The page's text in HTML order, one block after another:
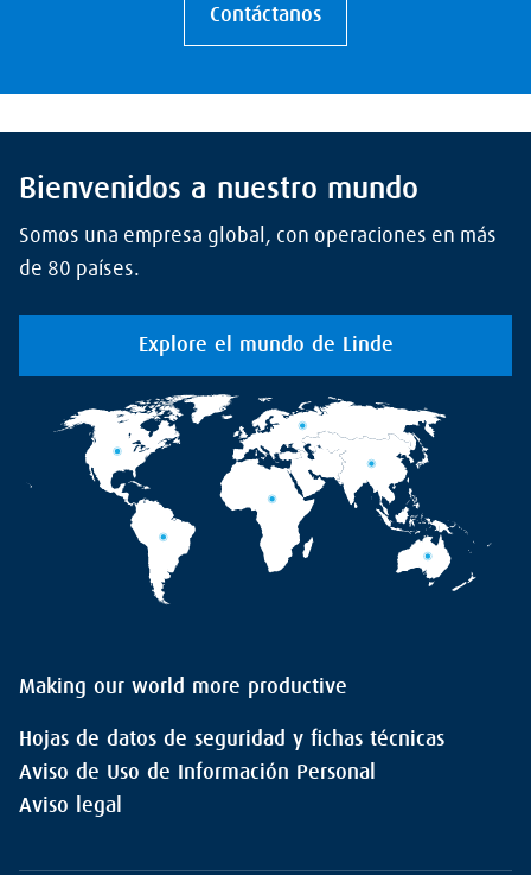
Contáctanos
Bienvenidos a nuestro mundo
Somos una empresa global, con operaciones en más
de 80 países.
Explore el mundo de Linde
Making our world more productive
Hojas de datos de seguridad y fichas técnicas
Aviso de Uso de Información Personal
Aviso legal